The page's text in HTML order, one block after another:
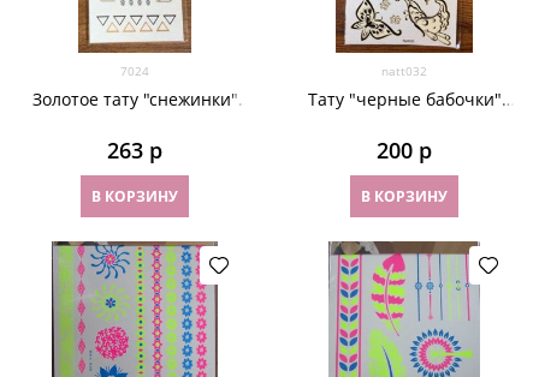
7024
Золотое тату "снежинки"
263 р
В КОРЗИНУ
natt032
Тату "черные бабочки"
200 р
В КОРЗИНУ